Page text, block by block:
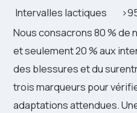
Intervalles lactiques
Nous consacrons 80 % de
et seulement 20 % aux
des blessures et du
trois marqueurs pour
adaptations attendues.